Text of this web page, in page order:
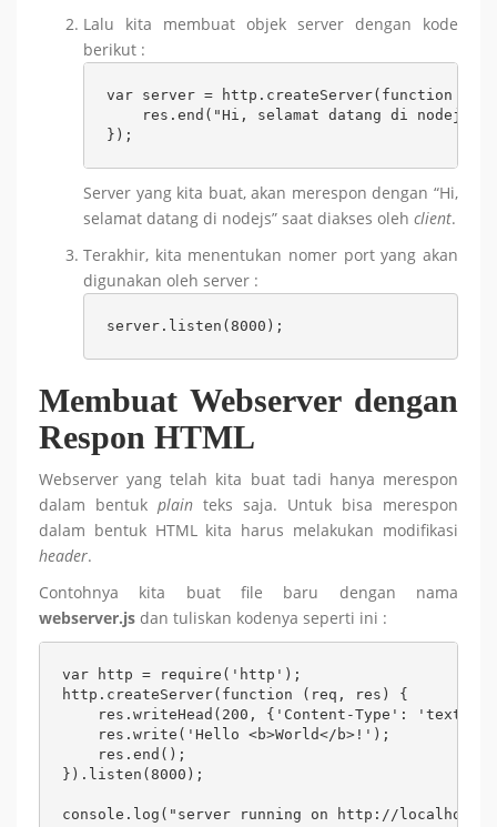
Lalu kita membuat objek server dengan kode
berikut :
var server = http.createServer(function
    res.end("Hi, selamat datang di nodejs");
});
Server yang kita buat, akan merespon dengan “Hi,
selamat datang di nodejs” saat diakses oleh client.
Terakhir, kita menentukan nomer port yang akan
digunakan oleh server :
server.listen(8000);
Membuat Webserver dengan
Respon HTML
Webserver yang telah kita buat tadi hanya merespon
dalam bentuk plain teks saja. Untuk bisa merespon
dalam bentuk HTML kita harus melakukan modifikasi
header.
Contohnya kita buat file baru dengan nama
webserver.js dan tuliskan kodenya seperti ini :
var http = require('http');
http.createServer(function (req, res) {
res.writeHead(200, {'Content-Type': 'text/
    res.write('Hello <b>World</b>!');
    res.end();
}).listen(8000);
console.log("server running on http://